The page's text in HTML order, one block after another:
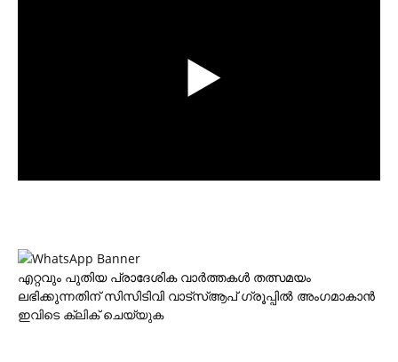
എറ്റവും പുതിയ പ്രാദേശിക വാര്‍ത്തകള്‍ തത്സമയം
ലഭിക്കുന്നതിന് സിസിടിവി വാട്‌സ്ആപ് ഗ്രൂപ്പില്‍ അംഗമാകാന്‍
ഇവിടെ ക്ലിക് ചെയ്യുക